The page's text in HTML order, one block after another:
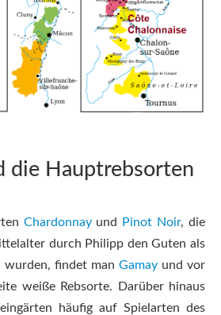
die Hauptrebsorten
Chardonnayund Pinot Noir, die
durch Philipp den Guten als
wurden, findet man Gamay und vor
weiße Rebsorte. Darüber hinaus
häufig auf Spielarten des